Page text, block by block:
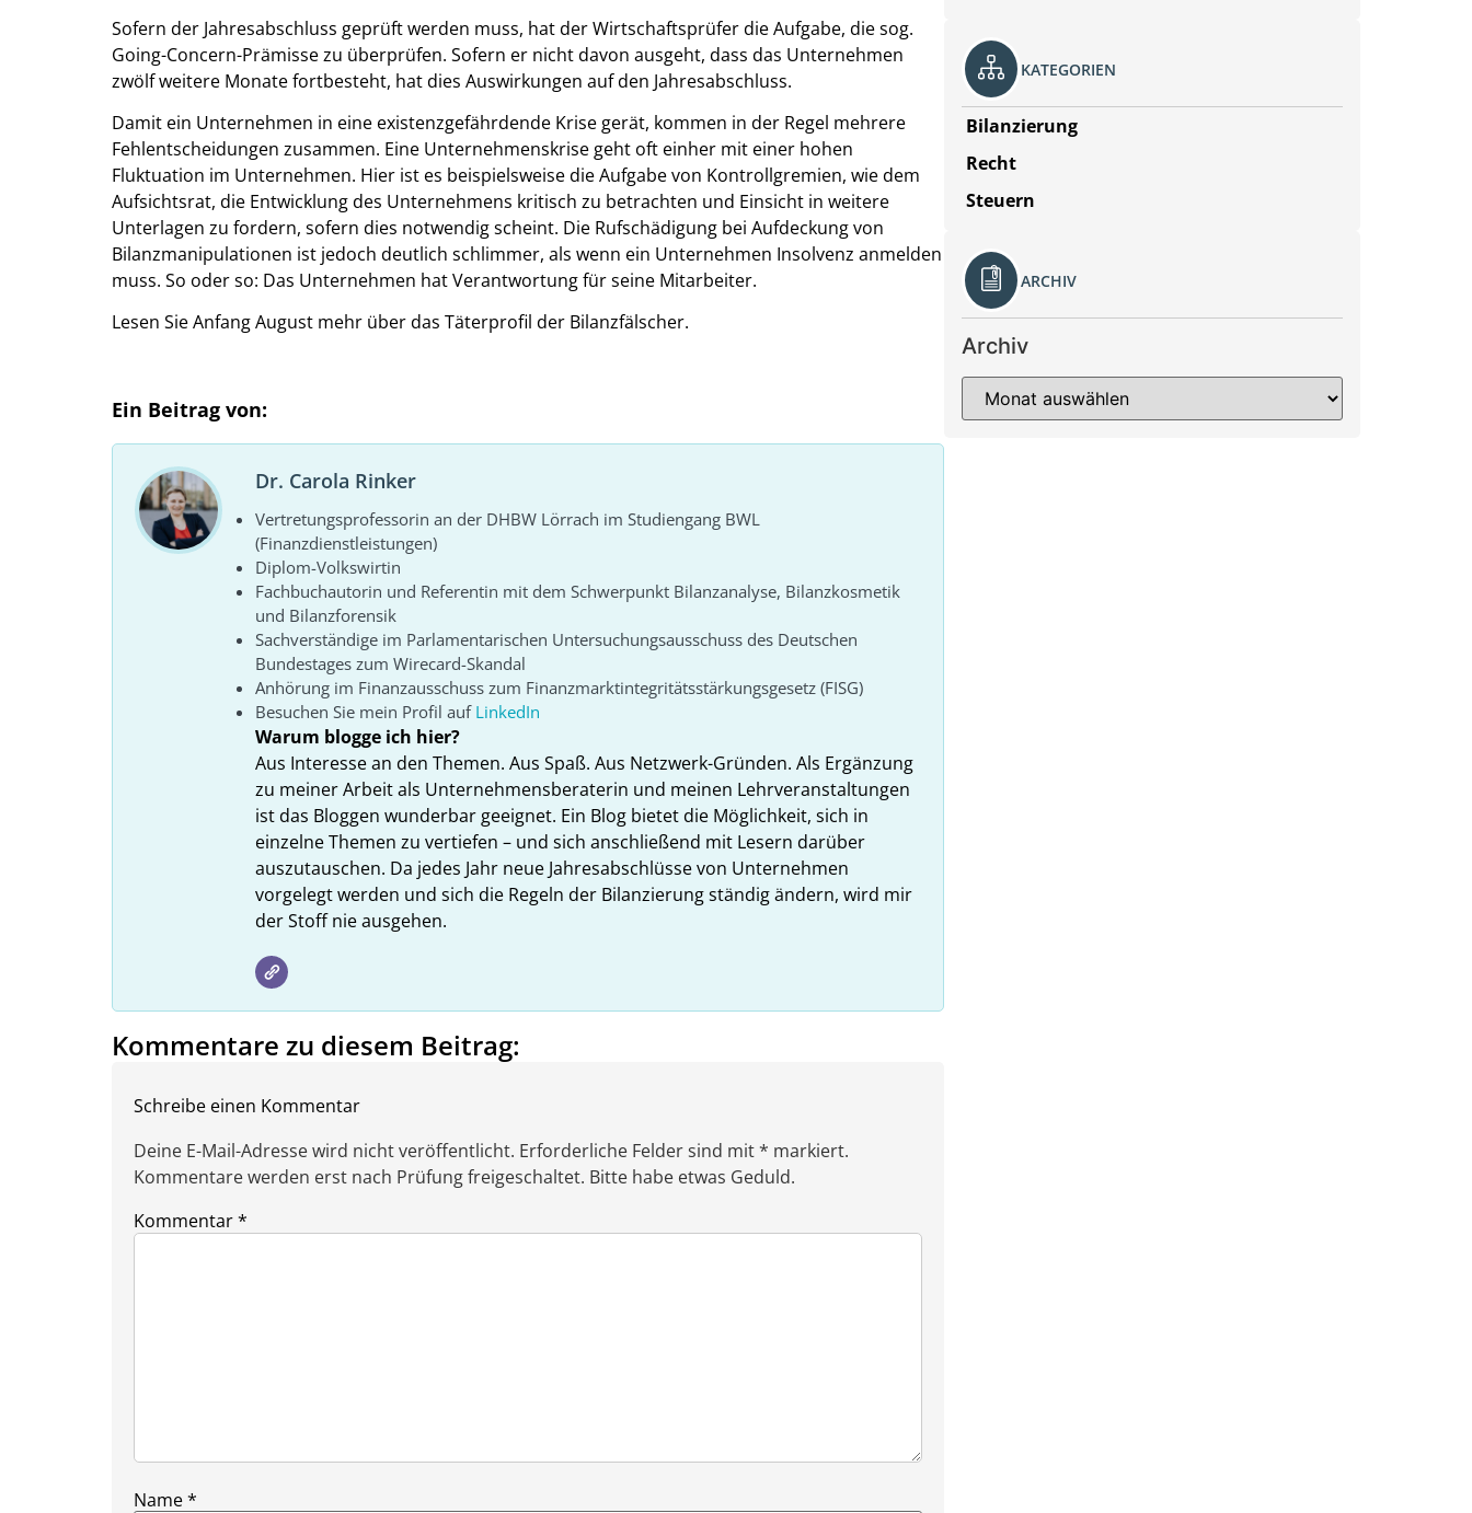
Sofern der Jahresabschluss geprüft werden muss, hat der Wirtschaftsprüfer die Aufgabe, die sog.
Going-Concern-Prämisse zu überprüfen. Sofern er nicht davon ausgeht, dass das Unternehmen
zwölf weitere Monate fortbesteht, hat dies Auswirkungen auf den Jahresabschluss.
Damit ein Unternehmen in eine existenzgefährdende Krise gerät, kommen in der Regel mehrere
Fehlentscheidungen zusammen. Eine Unternehmenskrise geht oft einher mit einer hohen
Fluktuation im Unternehmen. Hier ist es beispielsweise die Aufgabe von Kontrollgremien, wie dem
Aufsichtsrat, die Entwicklung des Unternehmens kritisch zu betrachten und Einsicht in weitere
Unterlagen zu fordern, sofern dies notwendig scheint. Die Rufschädigung bei Aufdeckung von
Bilanzmanipulationen ist jedoch deutlich schlimmer, als wenn ein Unternehmen Insolvenz anmelden
muss. So oder so: Das Unternehmen hat Verantwortung für seine Mitarbeiter.
Lesen Sie Anfang August mehr über das Täterprofil der Bilanzfälscher.
Ein Beitrag von:
Dr. Carola Rinker
Vertretungsprofessorin an der DHBW Lörrach im Studiengang BWL
(Finanzdienstleistungen)
Diplom-Volkswirtin
Fachbuchautorin und Referentin mit dem Schwerpunkt Bilanzanalyse, Bilanzkosmetik
und Bilanzforensik
Sachverständige im Parlamentarischen Untersuchungsausschuss des Deutschen
Bundestages zum Wirecard-Skandal
Anhörung im Finanzausschuss zum Finanzmarktintegritätsstärkungsgesetz (FISG)
Besuchen Sie mein Profil auf LinkedIn
Warum blogge ich hier?
Aus Interesse an den Themen. Aus Spaß. Aus Netzwerk-Gründen. Als Ergänzung
zu meiner Arbeit als Unternehmensberaterin und meinen Lehrveranstaltungen
ist das Bloggen wunderbar geeignet. Ein Blog bietet die Möglichkeit, sich in
einzelne Themen zu vertiefen – und sich anschließend mit Lesern darüber
auszutauschen. Da jedes Jahr neue Jahresabschlüsse von Unternehmen
vorgelegt werden und sich die Regeln der Bilanzierung ständig ändern, wird mir
der Stoff nie ausgehen.
Kommentare zu diesem Beitrag:
Schreibe einen Kommentar
Deine E-Mail-Adresse wird nicht veröffentlicht. Erforderliche Felder sind mit * markiert.
Kommentare werden erst nach Prüfung freigeschaltet. Bitte habe etwas Geduld.
Kommentar*
Name*
KATEGORIEN
Bilanzierung
Recht
Steuern
ARCHIV
Archiv